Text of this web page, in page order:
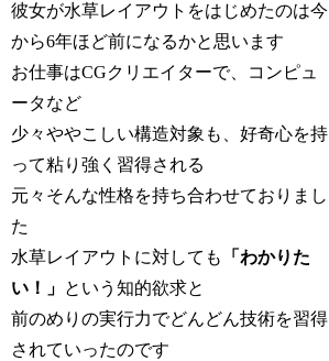
彼女が水草レイアウトをはじめたのは今
から6年ほど前になるかと思います
お仕事はCGクリエイターで、コンピュ
ータなど
少々ややこしい構造対象も、好奇心を持
って粘り強く習得される
元々そんな性格を持ち合わせておりまし
た
水草レイアウトに対しても
「わかりた
い！」 という知的欲求と
前のめりの実行力でどんどん技術を習得
されていったのです